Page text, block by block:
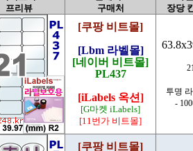
프리뷰
구매처
장당
[쿠팡 비트몰]
[Lbm 라벨몰]
[네이버 비트몰]
PL437
[iLabels 옥션]
[G마켓 iLabels]
[11번가 비트몰]
투명
-
[쿠팡 비트몰]